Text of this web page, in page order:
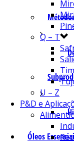
Óleos
Q – T
U – Z
P&D e